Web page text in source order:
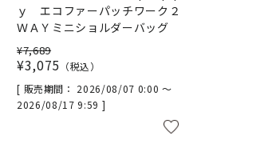
ｙ エコファーパッチワーク２
ＷＡＹミニショルダーバッグ
¥7,689
¥3,075
税込
販売期間
2026/08/07 0:00 〜
2026/08/17 9:59